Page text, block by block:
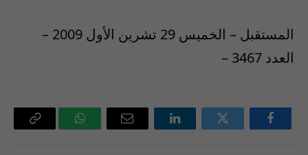
المستقبل – الخميس 29 تشرين الأول 2009 –
العدد 3467 –
فيسبوك تويتر لينكدإن
البريد
واتساب Copy